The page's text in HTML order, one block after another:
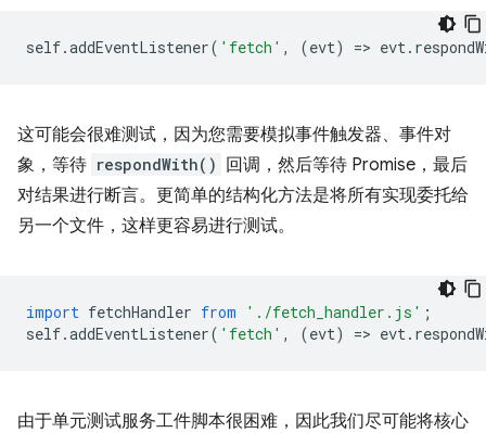
self.addEventListener( 'fetch' , (evt) => evt.
这可能会很难测试，因为您需要模拟事件触发器、事件对
象，等待 respondWith()
回调，然后等待 Promise，最后
对结果进行断言。更简单的结构化方法是将所有实现委托给
另一个文件，这样更容易进行测试。
import fetchHandler from './fetch_handler.js' ;
self.addEventListener( 'fetch' , (evt) => evt.
由于单元测试服务工件脚本很困难，因此我们尽可能将核心